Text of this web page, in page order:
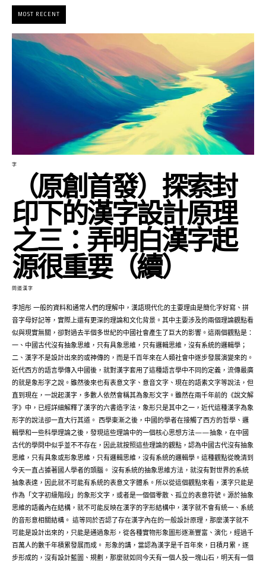
MOST RECENT
字 （原創首發）探索封
印下的漢字設計原理
之三：弄明白漢字起
源很重要（續）
問道漢字
李旭彤 一般的資料和通常人們的理解中，漢語現代化的主要理由是簡化字好寫、拼
音字母好記等，實際上還有更深的理論和文化背景。其中主要涉及的兩個理論觀點看
似與現實無關，卻對過去半個多世紀的中國社會產生了巨大的影響。這兩個觀點是：
一、中國古代沒有抽象思維，只有具象思維，只有邏輯思維，沒有系統的邏輯學；
二、漢字不是設計出來的或神傳的，而是千百年來在人類社會中逐步發展演變來的。
近代西方的語言學傳入中國後，就對漢字套用了這種語言學中不同的定義，流傳最廣
的就是象形字之說。雖然後來也有表意文字、意音文字、現在的語素文字等說法，但
直到現在，一說起漢字，多數人依然會稱其為象形文字。雖然在兩千年前的《說文解
字》中，已經詳細解釋了漢字的六書造字法，象形只是其中之一，近代這種漢字為象
形字的說法卻一直大行其道。 西學東漸之後，中國的學者在接觸了西方的哲學、邏
輯學和一些科學理論之後，發現這些理論中的一個核心思想方法——抽象，在中國
古代的學問中似乎並不不存在，因此就按照這些理論的觀點，認為中國古代沒有抽象
思維，只有具象或形象思維，只有邏輯思維，沒有系統的邏輯學。這種觀點從晚清到
今天一直占據著國人學者的頭腦。 沒有系統的抽象思維方法，就沒有對世界的系統
抽象表達，因此就不可能有系統的表意文字體系。所以從這個觀點來看，漢字只能是
作為「文字初級階段」的象形文字，或者是一個個零散、孤立的表意符號。源於抽象
思維的語義內在結構，就不可能反映在漢字的字形結構中，漢字就不會有統一、系統
的音形意相關結構。 這等同於否認了存在漢字內在的一般設計原理，那麼漢字就不
可能是設計出來的，只能是通過象形，從各種實物形象圖形逐漸豐富、演化，經過千
百萬人的數千年積累發展而成。 形象的講，當認為漢字是千百年來，日積月累，逐
步形成的，沒有設計藍圖、規劃，那麼就如同今天有一個人投一塊山石，明天有一個